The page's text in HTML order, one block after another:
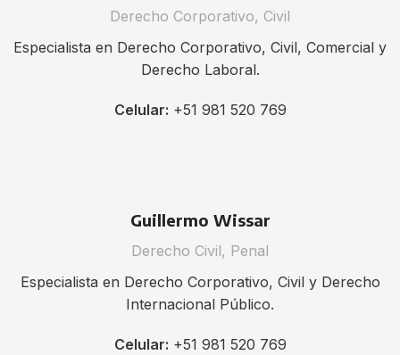
Derecho Corporativo, Civil
Especialista en Derecho Corporativo, Civil, Comercial y
Derecho Laboral.
Celular: +51 981 520 769
Guillermo Wissar
Derecho Civil, Penal
Especialista en Derecho Corporativo, Civil y Derecho
Internacional Público.
Celular: +51 981 520 769